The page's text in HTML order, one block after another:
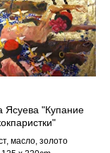
Ясуева "Купание
масло, золото